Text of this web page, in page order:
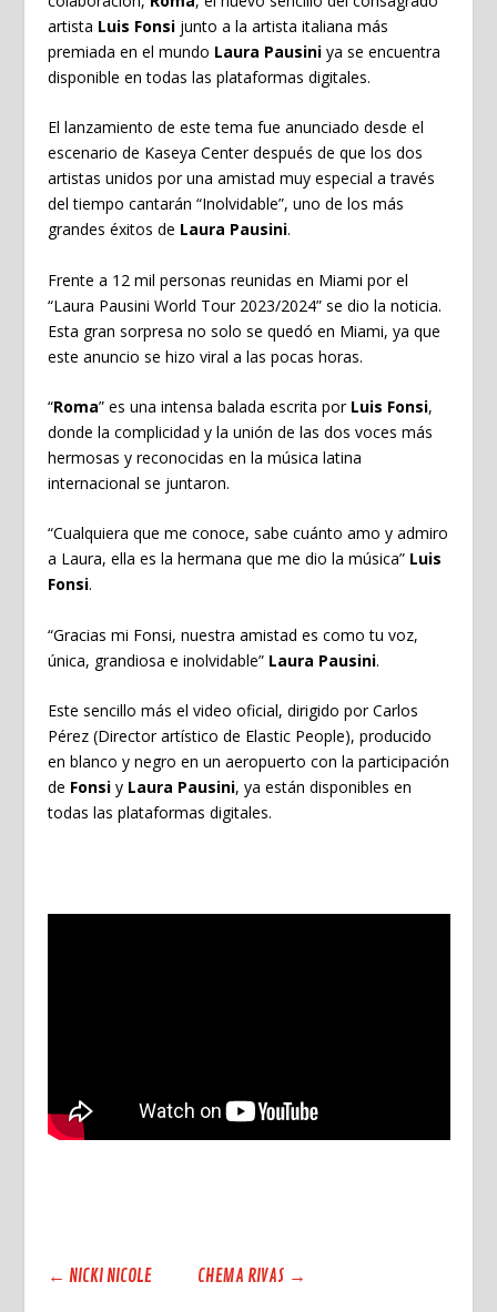
artista Luis Fonsijunto a la artista italiana más
premiada en el mundo Laura Pausiniya se encuentra
disponible en todas las plataformas digitales.
El lanzamiento de este tema fue anunciado desde el
escenario de Kaseya Center después de que los dos
artistas unidos por una amistad muy especial a través
del tiempo cantarán “Inolvidable”, uno de los más
grandes éxitos de Laura Pausini.
Frente a 12 mil personas reunidas en Miami por el
“Laura Pausini World Tour 2023/2024” se dio la noticia.
Esta gran sorpresa no solo se quedó en Miami, ya que
este anuncio se hizo viral a las pocas horas.
“Roma” es una intensa balada escrita por Luis Fonsi,
donde la complicidad y la unión de las dos voces más
hermosas y reconocidas en la música latina
internacional se juntaron.
“Cualquiera que me conoce, sabe cuánto amo y admiro
a Laura, ella es la hermana que me dio la música” Luis
Fonsi.
“Gracias mi Fonsi, nuestra amistad es como tu voz,
única, grandiosa e inolvidable” Laura Pausini.
Este sencillo más el video oficial, dirigido por Carlos
Pérez (Director artístico de Elastic People), producido
en blanco y negro en un aeropuerto con la participación
de Fonsiy Laura Pausini, ya están disponibles en
todas las plataformas digitales.
← NICKI NICOLE CHEMA RIVAS →